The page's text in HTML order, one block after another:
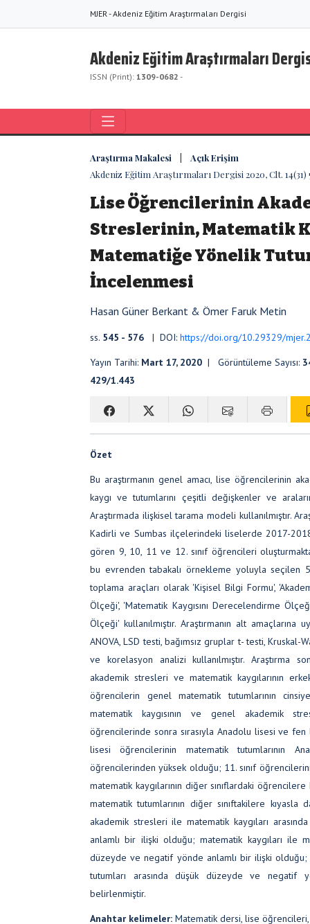
MJER - Akdeniz Eğitim Araştırmaları Dergisi
Akdeniz Eğitim Araştırmaları
ISSN (Print): 1309-0682 -
Araştırma Makalesi | Açık Erişim
Akdeniz Eğitim Araştırmaları Dergisi 2020, Clt. 14(31)
Lise Öğrencilerinin
Streslerinin, Matematik
Matematiğe Yönelik
İncelenmesi
Hasan Güner Berkant & Ömer Faruk Metin
ss. 545 - 576 | DOI: https://doi.org/10.29329/
Yayın Tarihi: Mart 17, 2020 | Görüntüleme Sayısı:
429/1.443
Özet
Bu araştırmanın genel amacı, lise öğrencilerinin
kaygı ve tutumlarını çeşitli değişkenler ve
Araştırmada ilişkisel tarama modeli kullanılmıştır.
Kadirli ve Sumbas ilçelerindeki liselerde 2017-
gören 9, 10, 11 ve 12. sınıf öğrencileri
bu evrenden tabakalı örnekleme yoluyla seçilen
toplama araçları olarak 'Kişisel Bilgi Formu',
Ölçeği', 'Matematik Kaygısını Derecelendirme
Ölçeği' kullanılmıştır. Araştırmanın alt
ANOVA, LSD testi, bağımsız gruplar t- testi, Kruskal-
ve korelasyon analizi kullanılmıştır. Araştırma
akademik stresleri ve matematik kaygılarının
öğrencilerin genel matematik tutumlarının
matematik kaygısının ve genel akademik
öğrencilerinde sonra sırasıyla Anadolu lisesi ve
lisesi öğrencilerinin matematik tutumlarının
öğrencilerinden yüksek olduğu; 11. sınıf
matematik kaygılarının diğer sınıflardaki
matematik tutumlarının diğer sınıftakilere
akademik stresleri ile matematik kaygıları
anlamlı bir ilişki olduğu; matematik kaygıları ile
düzeyde ve negatif yönde anlamlı bir ilişki
tutumları arasında düşük düzeyde ve negatif
belirlenmiştir.
Anahtar kelimeler: Matematik dersi, lise